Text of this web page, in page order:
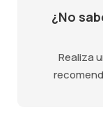
¿No
Realiza